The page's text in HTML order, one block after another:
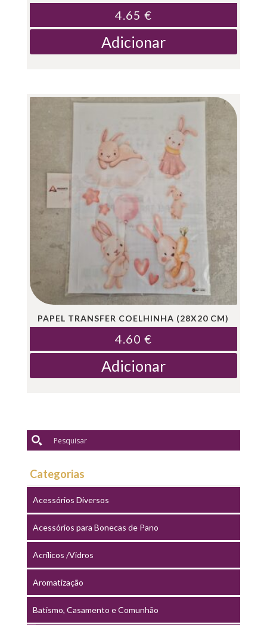
4.65 €
Adicionar
PAPEL TRANSFER COELHINHA (28X20 CM)
4.60 €
Adicionar
Categorias
Acessórios Diversos
Acessórios para Bonecas de Pano
Acrílicos /Vidros
Aromatização
Batismo, Casamento e Comunhão